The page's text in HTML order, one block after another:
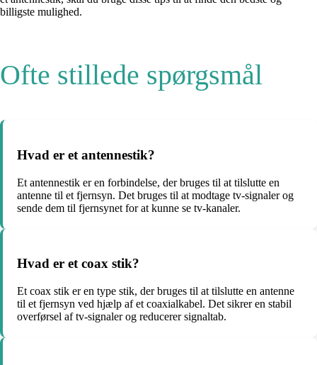
billigste mulighed.
Ofte stillede spørgsmål
Hvad er et antennestik?
Et antennestik er en forbindelse, der bruges til at tilslutte en
antenne til et fjernsyn. Det bruges til at modtage tv-signaler og
sende dem til fjernsynet for at kunne se tv-kanaler.
Hvad er et coax stik?
Et coax stik er en type stik, der bruges til at tilslutte en antenne
til et fjernsyn ved hjælp af et coaxialkabel. Det sikrer en stabil
overførsel af tv-signaler og reducerer signaltab.